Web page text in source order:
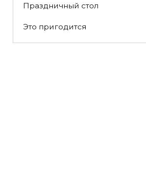
Праздничный стол
Это пригодится